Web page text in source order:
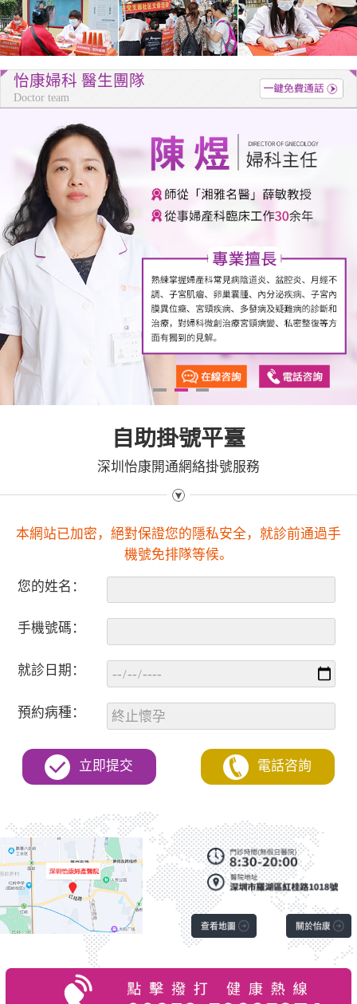
怡康婦科 醫生團隊
Doctor team
1 2
自助掛號平臺
深圳怡康開通網絡掛號服務
本網站已加密，絕對保證您的隱私安全，就診前通過手
機號免排隊等候。
您的姓名：
手機號碼：
就診日期：
預約病種：
立即提交 電話咨詢